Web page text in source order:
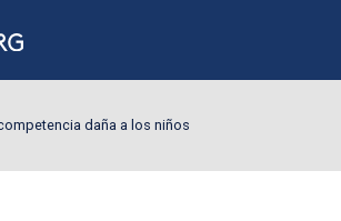
daña a los niños